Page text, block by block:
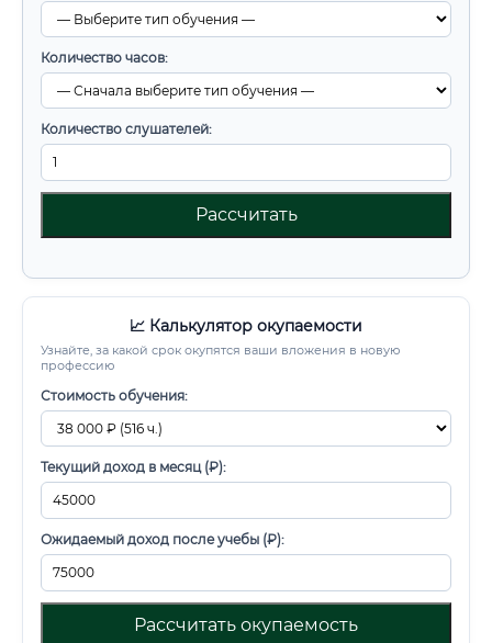
Количество часов:
Количество слушателей:
Рассчитать
📈 Калькулятор окупаемости
Узнайте, за какой срок окупятся ваши вложения в новую
профессию
Стоимость обучения:
Текущий доход в месяц (₽):
Ожидаемый доход после учебы (₽):
Рассчитать окупаемость